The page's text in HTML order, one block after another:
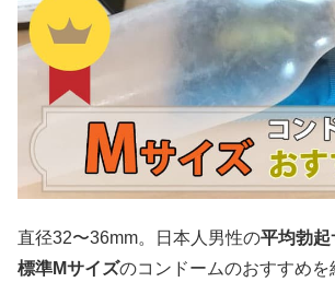
直径32〜36mm。日本人男性の平均勃起
標準Mサイズのコンドームのおすすめを